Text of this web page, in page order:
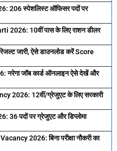
206 स्पेशलिस्ट ऑफिसर पदों पर
10वीं पास के लिए राशन डीलर
जारी, ऐसे डाउनलोड करें Score
नरेगा जॉब कार्ड ऑनलाइन ऐसे देखें और
2026: 12वीं/ग्रेजुएट के लिए सरकारी
पदों पर ग्रेजुएट और डिप्लोमा
2026: बिना परीक्षा नौकरी का